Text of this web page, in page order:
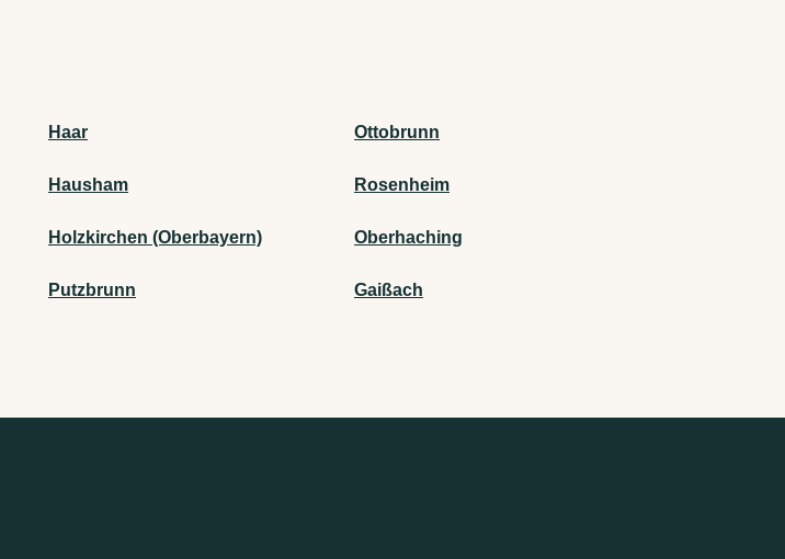
Haar Ottobrunn
Hausham Rosenheim
Holzkirchen (Oberbayern) Oberhaching
Putzbrunn Gaißach